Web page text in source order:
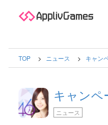
TOP ニュース キャン
キャンペ
ニュース